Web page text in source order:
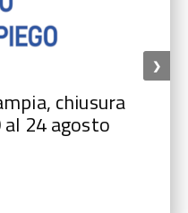
chiusura
24 agosto
❯